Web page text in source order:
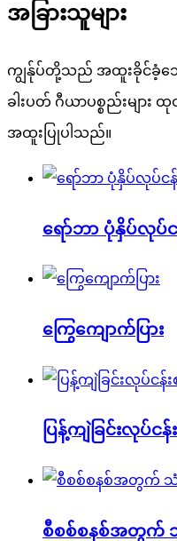
အခြားသူများ
ကျွန်ုပ်တို့သည် အထူးခိုင်ခံ့သ
ခါးပတ် ဂီယာပစ္စည်းများ
အထူးပြုပါသည်။
ရော်ဘာ ပုံနှိပ်လုပ်
ကြွေကျောက်ပြား
ပြန့်ကျဲခြင်းလု
စီစစ်စနစ်အတွက် သံ